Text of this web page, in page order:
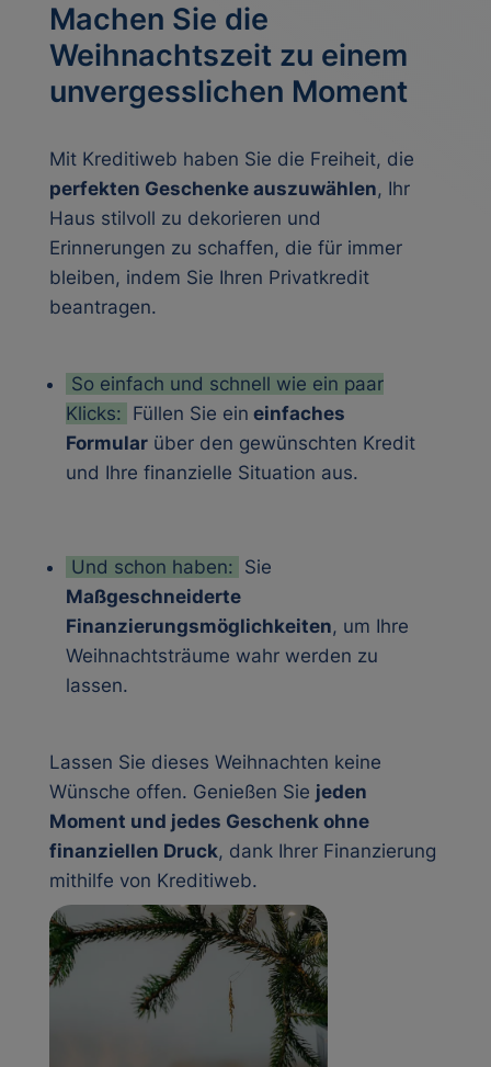
Machen Sie die
Weihnachtszeit zu einem
unvergesslichen Moment
Mit Kreditiweb haben Sie die Freiheit, die
perfekten Geschenke auszuwählen, Ihr
Haus stilvoll zu dekorieren und
Erinnerungen zu schaffen, die für immer
bleiben, indem Sie Ihren Privatkredit
beantragen.
So einfach und schnell wie ein paar
Klicks: Füllen Sie ein einfaches
Formular über den gewünschten Kredit
und Ihre finanzielle Situation aus.
Und schon haben: Sie
Maßgeschneiderte
Finanzierungsmöglichkeiten, um Ihre
Weihnachtsträume wahr werden zu
lassen.
Lassen Sie dieses Weihnachten keine
Wünsche offen. Genießen Sie jeden
Moment und jedes Geschenk ohne
finanziellen Druck, dank Ihrer Finanzierung
mithilfe von Kreditiweb.